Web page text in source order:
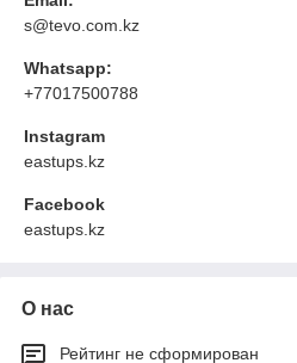
s@tevo.com.kz
Whatsapp:
+77017500788
Instagram
eastups.kz
Facebook
eastups.kz
О нас
Рейтинг не сформирован